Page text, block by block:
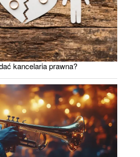
kancelaria prawna?